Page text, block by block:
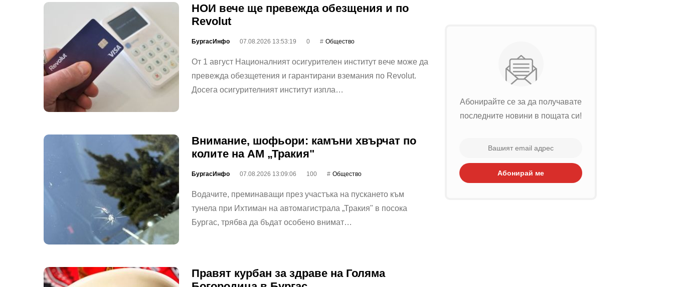
НОИ вече ще превежда обезщения и по
Revolut
БургасИнфо 07.08.2026 13:53:19 0 Общество
От 1 август Националният осигурителен институт вече може да
превежда обезщетения и гарантирани вземания по Revolut.
Досега осигурителният институт изпла…
Внимание, шофьори: камъни хвърчат по
колите на АМ „Тракия"
БургасИнфо 07.08.2026 13:09:06 100 Общество
Водачите, преминаващи през участъка на пускането към
тунела при Ихтиман на автомагистрала „Тракия" в посока
Бургас, трябва да бъдат особено внимат…
Правят курбан за здраве на Голяма
Абонирайте се за да получавате
последните новини в пощата си!
Абонирай ме